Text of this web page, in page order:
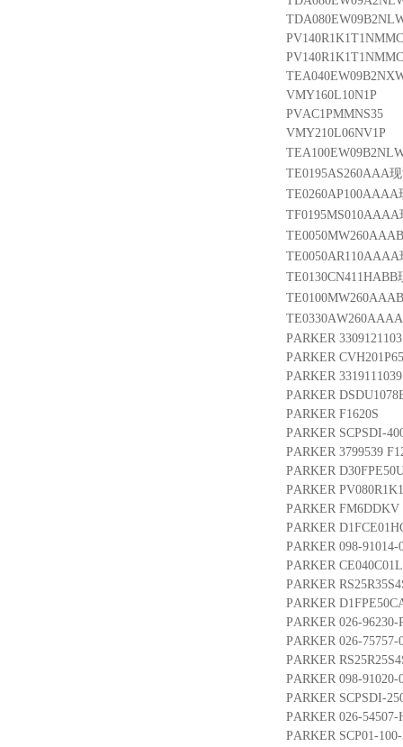
PV140R1K1T1NMMC
PV140R1K1T1NMMC
VMY160L10N1P
PVAC1PMMNS35
VMY210L06NV1P
TE0195AS260AAA
TE0260AP100AAAA
TF0195MS010AAAA
TE0050AR110AAAA
TE0130CN411HABB
PARKER
PARKER CVH201P65
PARKER
PARKER
PARKER F1620S
PARKER SCPSDI-
PARKER 3799539
PARKER
PARKER
PARKER FM6DDKV
PARKER
PARKER 098-
PARKER
PARKER
PARKER
PARKER 026-96230-
PARKER 026-75757-
PARKER
PARKER 098-
PARKER SCPSDI-
PARKER 026-
PARKER SCP01-